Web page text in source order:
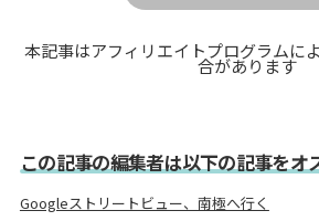
本記事はアフィリエイトプログラムに
合があります
この記事の編集者は以下の記事をオ
Googleストリートビュー、南極へ行く